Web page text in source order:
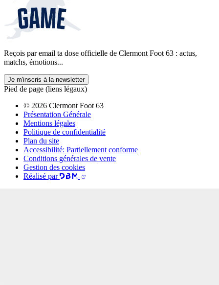
Reçois par email ta dose officielle de Clermont Foot 63 : actus,
matchs, émotions...
Je m'inscris à la newsletter
Pied de page (liens légaux)
© 2026 Clermont Foot 63
Présentation Générale
Mentions légales
Politique de confidentialité
Plan du site
Accessibilité: Partiellement conforme
Conditions générales de vente
Gestion des cookies
Réalisé par